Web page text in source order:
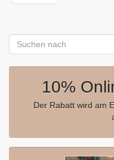
10%
Der Rabatt wird am